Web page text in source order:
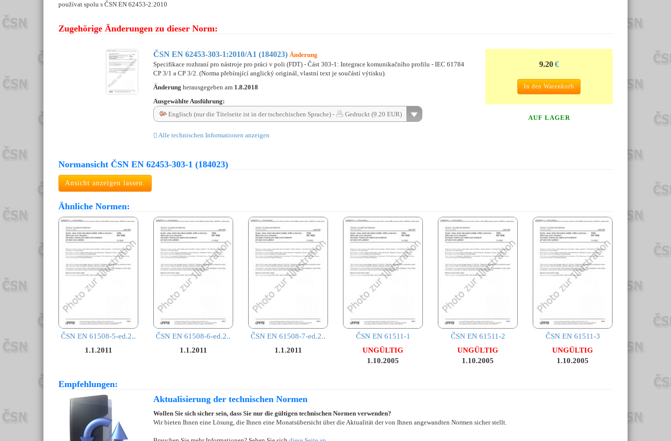
používat spolu s ČSN EN 62453-2:2010
Zugehörige Änderungen zu dieser Norm:
ČSN EN 62453-303-1:2010/A1 (184023) Änderung
Specifikace rozhraní pro nástroje pro práci v poli (FDT) - Část 303-1: Integrace komunikačního profilu - IEC 61784
CP 3/1 a CP 3/2. (Norma přebírající anglický originál, vlastní text je součástí výtisku).
Änderung herausgegeben am 1.8.2018
Ausgewählte Ausführung:
Englisch (nur die Titelseite ist in der tschechischen Sprache) -
Gedruckt (9.20 EUR)
Alle technischen Informationen anzeigen
9.20€
In den Warenkorb
AUF LAGER
Normansicht ČSN EN 62453-303-1 (184023)
Ansicht anzeigen lassen.
Ähnliche Normen:
ČSN EN 61508-5-ed.2..
1.1.2011
ČSN EN 61508-6-ed.2..
1.1.2011
ČSN EN 61508-7-ed.2..
1.1.2011
ČSN EN 61511-1
UNGÜLTIG
1.10.2005
ČSN EN 61511-2
UNGÜLTIG
1.10.2005
ČSN EN 61511-3
UNGÜLTIG
1.10.2005
Empfehlungen:
Aktualisierung der technischen Normen
Wollen Sie sich sicher sein, dass Sie nur die gültigen technischen Normen verwenden?
Wir bieten Ihnen eine Lösung, die Ihnen eine Monatsübersicht über die Aktualität der von Ihnen angewandten Normen sicher stellt.